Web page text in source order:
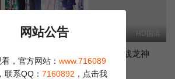
HD中字
2.0 剧场版/我内心的糟糕念头(台)/The Dangers in My Heart: The Movie/
HD国语
哪吒之决战龙神
6.0
网站公告
，官方网站： www.716089
，联系QQ： 7160892 ，点击我